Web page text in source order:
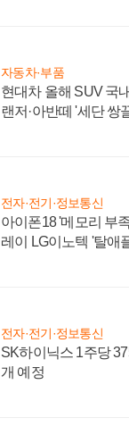
자동차·부품
현대차 올해 SUV 국
랜저·아반떼 '세단 쌍
전자·전기·정보통신
아이폰18 '메모리 부
레이 LG이노텍 '탈애
전자·전기·정보통신
SK하이닉스 1주당
개 예정